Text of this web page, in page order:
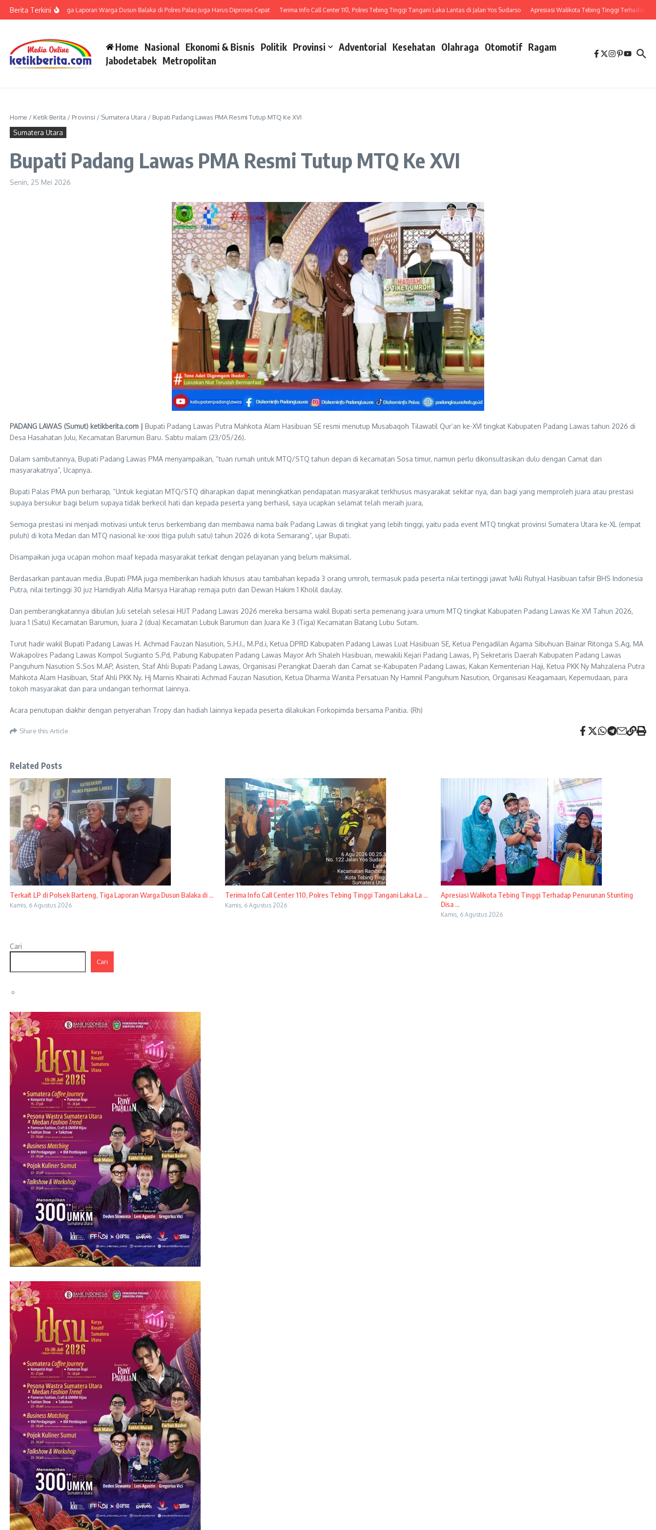
Berita Terkini
Polsek Barteng, Tiga Laporan Warga Dusun Balaka di Polres Palas Juga Harus Diproses Cepat Terima Info Call Center 110, Polres Tebing Tinggi Tangani Laka Lantas di Jalan Yos Sudarso Apresiasi Walikota Tebing Tinggi Terhadap
Home Nasional Ekonomi & Bisnis Politik Provinsi Adventorial Kesehatan Olahraga Otomotif Ragam
Jabodetabek Metropolitan
Home / Ketik Berita / Provinsi / Sumatera Utara / Bupati Padang Lawas PMA Resmi Tutup MTQ Ke XVI
Sumatera Utara
Bupati Padang Lawas PMA Resmi Tutup MTQ Ke XVI
Senin, 25 Mei 2026
PADANG LAWAS (Sumut) ketikberita.com | Bupati Padang Lawas Putra Mahkota Alam Hasibuan SE resmi menutup Musabaqoh Tilawatil Qur’an ke-XVI tingkat Kabupaten Padang Lawas tahun 2026 di
Desa Hasahatan Julu, Kecamatan Barumun Baru. Sabtu malam (23/05/26).
Dalam sambutannya, Bupati Padang Lawas PMA menyampaikan, “tuan rumah untuk MTQ/STQ tahun depan di kecamatan Sosa timur, namun perlu dikonsultasikan dulu dengan Camat dan
masyarakatnya”, Ucapnya.
Bupati Palas PMA pun berharap, “Untuk kegiatan MTQ/STQ diharapkan dapat meningkatkan pendapatan masyarakat terkhusus masyarakat sekitar nya, dan bagi yang memproleh juara atau prestasi
supaya bersukur bagi belum supaya tidak berkecil hati dan kepada peserta yang berhasil, saya ucapkan selamat telah meraih juara,
Semoga prestasi ini menjadi motivasi untuk terus berkembang dan membawa nama baik Padang Lawas di tingkat yang lebih tinggi, yaitu pada event MTQ tingkat provinsi Sumatera Utara ke-XL (empat
puluh) di kota Medan dan MTQ nasional ke-xxxi (tiga puluh satu) tahun 2026 di kota Semarang”, ujar Bupati.
Disampaikan juga ucapan mohon maaf kepada masyarakat terkait dengan pelayanan yang belum maksimal.
Berdasarkan pantauan media ,Bupati PMA juga memberikan hadiah khusus atau tambahan kepada 3 orang umroh, termasuk pada peserta nilai tertinggi jawat 1vAli Ruhyal Hasibuan tafsir BHS Indonesia
Putra, nilai tertinggi 30 juz Hamdiyah Alifia Marsya Harahap remaja putri dan Dewan Hakim 1 Kholil daulay.
Dan pemberangkatannya dibulan Juli setelah selesai HUT Padang Lawas 2026 mereka bersama wakil Bupati serta pemenang juara umum MTQ tingkat Kabupaten Padang Lawas Ke XVI Tahun 2026,
Juara 1 (Satu) Kecamatan Barumun, Juara 2 (dua) Kecamatan Lubuk Barumun dan Juara Ke 3 (Tiga) Kecamatan Batang Lubu Sutam.
Turut hadir wakil Bupati Padang Lawas H. Achmad Fauzan Nasution, S.H.I., M.Pd.i, Ketua DPRD Kabupaten Padang Lawas Luat Hasibuan SE, Ketua Pengadilan Agama Sibuhuan Bainar Ritonga S.Ag, MA
Wakapolres Padang Lawas Kompol Sugianto S.Pd, Pabung Kabupaten Padang Lawas Mayor Arh Shaleh Hasibuan, mewakili Kejari Padang Lawas, Pj Sekretaris Daerah Kabupaten Padang Lawas
Panguhum Nasution S.Sos M.AP, Asisten, Staf Ahli Bupati Padang Lawas, Organisasi Perangkat Daerah dan Camat se-Kabupaten Padang Lawas, Kakan Kementerian Haji, Ketua PKK Ny Mahzalena Putra
Mahkota Alam Hasibuan, Staf Ahli PKK Ny. Hj Marnis Khairati Achmad Fauzan Nasution, Ketua Dharma Wanita Persatuan Ny Hamnil Panguhum Nasution, Organisasi Keagamaan, Kepemudaan, para
tokoh masyarakat dan para undangan terhormat lainnya.
Acara penutupan diakhir dengan penyerahan Tropy dan hadiah lainnya kepada peserta dilakukan Forkopimda bersama Panitia. (Rh)
Share this Article
Related Posts
Terkait LP di Polsek Barteng, Tiga Laporan Warga Dusun Balaka di ...
Kamis, 6 Agustus 2026
Terima Info Call Center 110, Polres Tebing Tinggi Tangani Laka La ...
Kamis, 6 Agustus 2026
Apresiasi Walikota Tebing Tinggi Terhadap Penurunan Stunting
Disa ...
Kamis, 6 Agustus 2026
Cari
Cari